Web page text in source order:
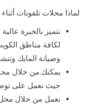
لماذا محلات تلفونات
نتميز بالخبرة
لكافة مناطق
وصيانة المايك
حيث نعمل على
نعمل من خلال